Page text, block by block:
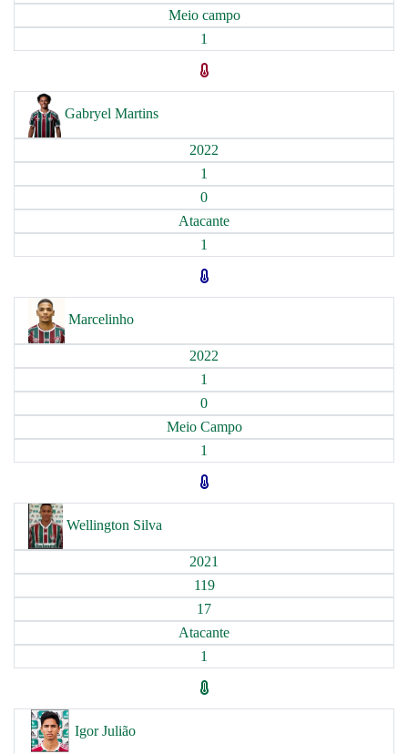
Meio campo
1
Gabryel Martins
2022
1
0
Atacante
1
Marcelinho
2022
1
0
Meio Campo
1
Wellington Silva
2021
119
17
Atacante
1
Igor Julião